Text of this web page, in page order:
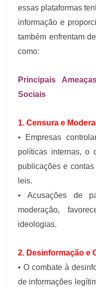
essas plataformas
informação e
também enfrentam
como:
Principais
Sociais
1. Censura e
• Empresas
políticas internas, o
publicações e
leis.
• Acusações de
moderação,
ideologias.
2. Desinformação e
• O combate à
de informações